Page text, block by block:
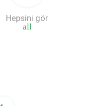
all
Hepsini gör